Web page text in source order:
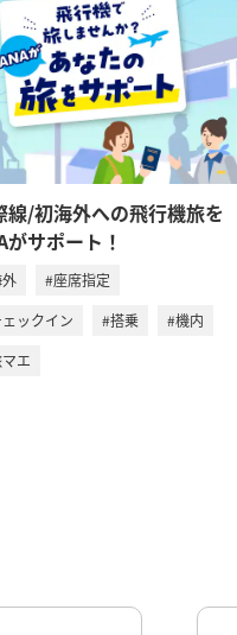
線/初海外への飛行機旅を
がサポート！
#座席指定
ックイン
#搭乗
#機内
エ